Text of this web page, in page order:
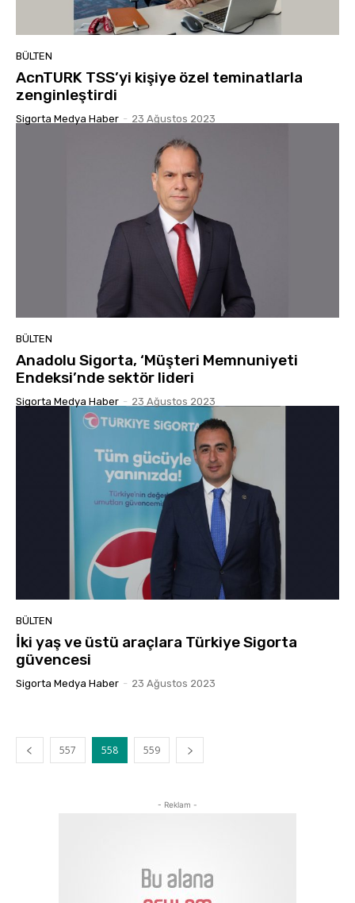
BÜLTEN
AcnTURK TSS’yi kişiye özel teminatlarla
zenginleştirdi
Sigorta Medya Haber - 23 Ağustos 2023
BÜLTEN
Anadolu Sigorta, ‘Müşteri Memnuniyeti
Endeksi’nde sektör lideri
Sigorta Medya Haber - 23 Ağustos 2023
BÜLTEN
İki yaş ve üstü araçlara Türkiye Sigorta
güvencesi
Sigorta Medya Haber - 23 Ağustos 2023
557 558 559
- Reklam -